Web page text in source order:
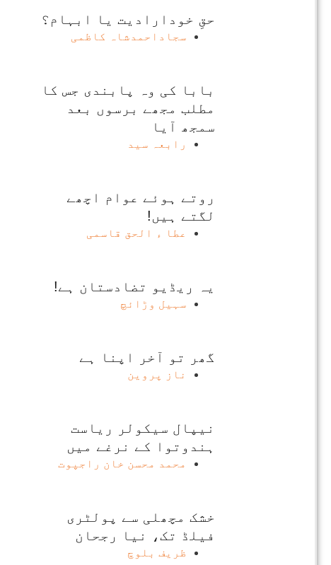
حقِ خودارادیت یا ابہام؟
سجاداحمدشاہ کاظمی
بابا کی وہ پابندی جس کا
مطلب مجھے برسوں بعد
سمجھ آیا
رابعہ سید
روتے ہوئے عوام اچھے
لگتے ہیں!
عطا ء الحق قاسمی
یہ ریڈیو تضادستان ہے!
سہیل وڑائچ
گھر تو آخر اپنا ہے
ناز پروین
نیپال سیکولر ریاست
ہندوتوا کے نرغے میں
محمد محسن خان راجپوت
خشک مچھلی سے پولٹری
فیلڈ تک، نیا رجحان
ظریف بلوچ